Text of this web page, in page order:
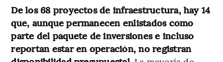
De los 68 proyectos de infraestructura, hay 14
que, aunque permanecen enlistados como
parte del paquete de inversiones e incluso
reportan estar en operación, no registran